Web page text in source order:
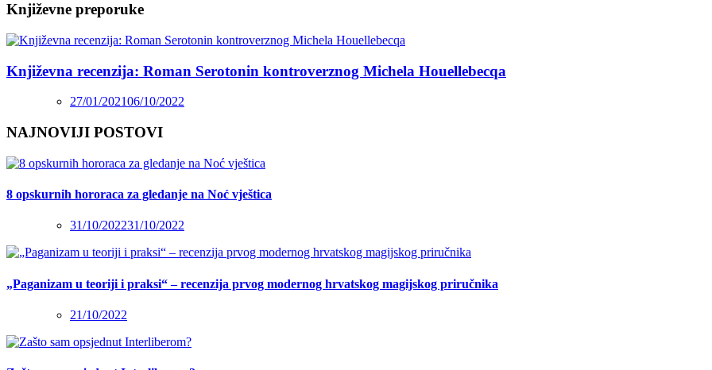
Književne preporuke
Književna recenzija: Roman Serotonin kontroverznog Michela Houellebecqa
27/01/202106/10/2022
NAJNOVIJI POSTOVI
8 opskurnih hororaca za gledanje na Noć vještica
31/10/202231/10/2022
„Paganizam u teoriji i praksi“ – recenzija prvog modernog hrvatskog magijskog priručnika
21/10/2022